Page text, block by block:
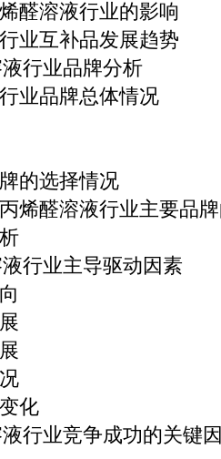
醛溶液行业的影响
业互补品发展趋势
行业品牌分析
业品牌总体情况
的选择情况
烯醛溶液行业主要品
行业主导驱动因素
化
行业竞争成功的关键